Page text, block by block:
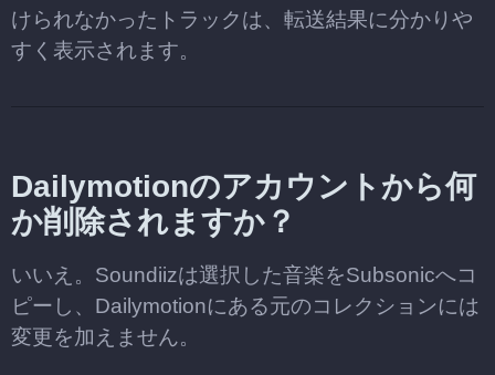
けられなかったトラックは、転送結果に分かりや
すく表示されます。
Dailymotionのアカウントから何
か削除されますか？
いいえ。Soundiizは選択した音楽をSubsonicへコ
ピーし、Dailymotionにある元のコレクションには
変更を加えません。